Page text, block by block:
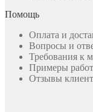
Помощь
Оплата и
Вопросы и
Требования к
Примеры работ
Отзывы